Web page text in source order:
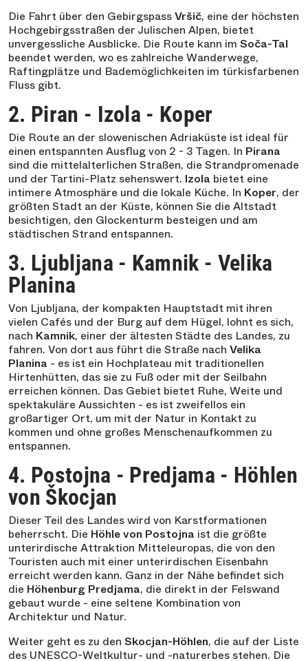
Die Fahrt über den GebirgspassVršič, eine der höchsten
Hochgebirgsstraßen der Julischen Alpen, bietet
unvergessliche Ausblicke. Die Route kann im Soča-Tal
beendet werden, wo es zahlreiche Wanderwege,
Raftingplätze und Bademöglichkeiten im türkisfarbenen
Fluss gibt.
2. Piran - Izola - Koper
Die Route an der slowenischen Adriaküste ist ideal für
einen entspannten Ausflug von 2 - 3 Tagen. In Pirana
sind die mittelalterlichen Straßen, die Strandpromenade
und der Tartini-Platz sehenswert. Izola bietet eine
intimere Atmosphäre und die lokale Küche. In Koper, der
größten Stadt an der Küste, können Sie die Altstadt
besichtigen, den Glockenturm besteigen und am
städtischen Strand entspannen.
3. Ljubljana - Kamnik - Velika
Planina
Von Ljubljana, der kompakten Hauptstadt mit ihren
vielen Cafés und der Burg auf dem Hügel, lohnt es sich,
nach Kamnik, einer der ältesten Städte des Landes, zu
fahren. Von dort aus führt die Straße nach Velika
Planina - es ist ein Hochplateau mit traditionellen
Hirtenhütten, das sie zu Fuß oder mit der Seilbahn
erreichen können. Das Gebiet bietet Ruhe, Weite und
spektakuläre Aussichten - es ist zweifellos ein
großartiger Ort, um mit der Natur in Kontakt zu
kommen und ohne großes Menschenaufkommen zu
entspannen.
4. Postojna - Predjama - Höhlen
von Škocjan
Dieser Teil des Landes wird von Karstformationen
beherrscht. Die Höhle von Postojna ist die größte
unterirdische Attraktion Mitteleuropas, die von den
Touristen auch mit einer unterirdischen Eisenbahn
erreicht werden kann. Ganz in der Nähe befindet sich
die Höhenburg Predjama, die direkt in der Felswand
gebaut wurde - eine seltene Kombination von
Architektur und Natur.
Weiter geht es zu den Skocjan-Höhlen, die auf der Liste
des UNESCO-Weltkultur- und -naturerbes stehen. Die